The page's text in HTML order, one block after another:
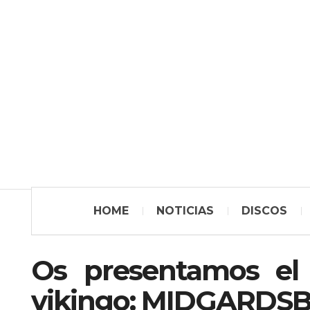
HOME NOTICIAS DISCOS
Os presentamos
vikingo: